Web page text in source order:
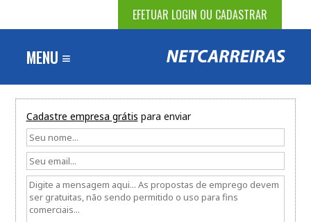
EFETUAR LOGIN OU CADASTRAR
MENU ≡
Cadastre empresa grátis para enviar